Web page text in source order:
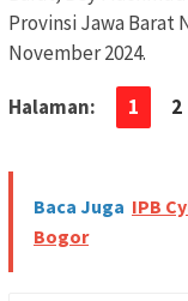
Provinsi Jawa Barat
November 2024.
Halaman: 1 2
Baca Juga IPB
Bogor